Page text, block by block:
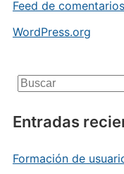
Feed de comentarios
WordPress.org
Buscar:
Entradas
Formación de